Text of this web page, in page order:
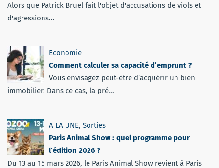
Alors que Patrick Bruel fait l'objet d'accusations de viols et
d'agressions...
Economie
Comment calculer sa capacité d’emprunt ?
Vous envisagez peut-être d’acquérir un bien
immobilier. Dans ce cas, la pré...
A LA UNE, Sorties
Paris Animal Show : quel programme pour
l’édition 2026 ?
Du 13 au 15 mars 2026, le Paris Animal Show revient à Paris